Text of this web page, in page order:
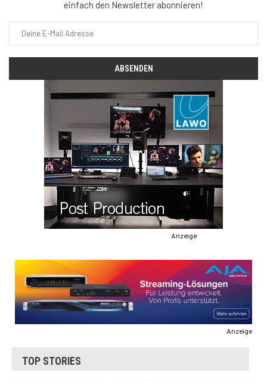
einfach den Newsletter abonnieren!
Anzeige
Anzeige
TOP STORIES